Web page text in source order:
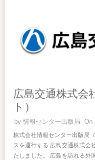
広島交通株式会
ト）
by情報センター出版局 On
株式会社情報センター出版局
スを運行する 広島交通株式会
たしました。 広島を訪れる外